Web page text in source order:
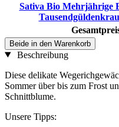
Sativa Bio Mehrjährige
Beide in den Warenkorb
Beschreibung
Diese delikate
Sommer über bis zum Frost
Schnittblume.
Unsere Tipps: